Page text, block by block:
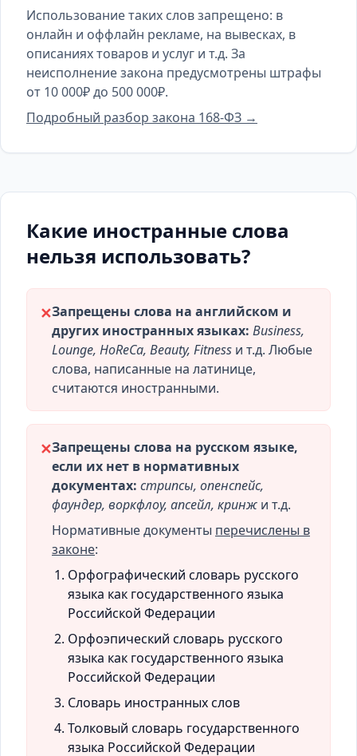
Использование таких слов запрещено: в
онлайн и оффлайн рекламе, на вывесках, в
описаниях товаров и услуг и т.д. За
неисполнение закона предусмотрены штрафы
от 10 000₽ до 500 000₽.
Подробный разбор закона 168-ФЗ →
Какие иностранные слова
нельзя использовать?
✕Запрещены слова на английском и
других иностранных языках: Business,
Lounge, HoReCa, Beauty, Fitness и т.д. Любые
слова, написанные на латинице,
считаются иностранными.
✕Запрещены слова на русском языке,
если их нет в нормативных
документах: стрипсы, опенспейс,
фаундер, воркфлоу, апсейл, кринж и т.д.
Нормативные документы перечислены в
законе:
Орфографический словарь русского
языка как государственного языка
Российской Федерации
Орфоэпический словарь русского
языка как государственного языка
Российской Федерации
Словарь иностранных слов
Толковый словарь государственного
языка Российской Федерации